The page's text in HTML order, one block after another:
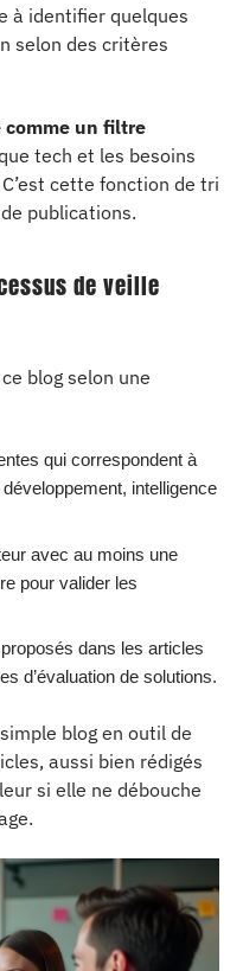
à identifier quelques
selon des critères
un filtre
tech et les besoins
cette fonction de tri
publications.
de veille
blog selon une
qui correspondent à
intelligence
avec au moins une
pour valider les
dans les articles
d’évaluation de solutions.
blog en outil de
aussi bien rédigés
si elle ne débouche